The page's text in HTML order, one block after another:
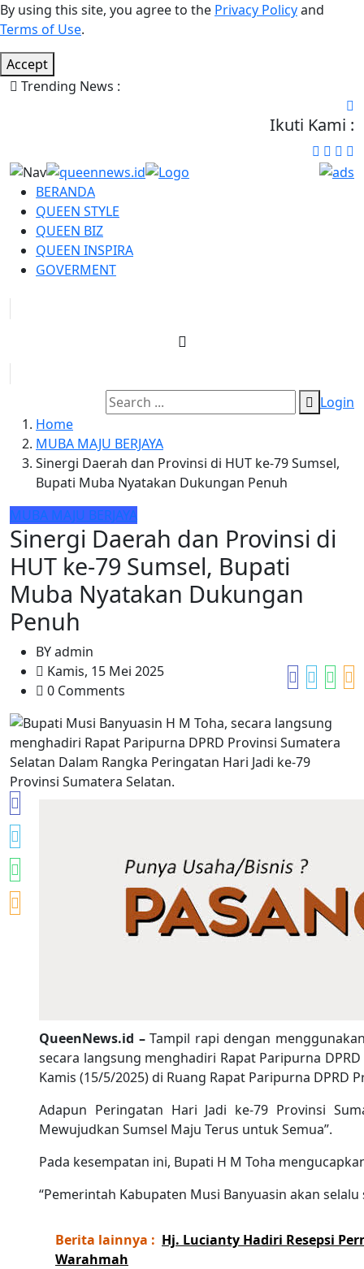
By using this site, you agree to the Privacy Policyand
Terms of Use.
Accept
Trending News :
Ikuti Kami :
BERANDA
QUEEN STYLE
QUEEN BIZ
QUEEN INSPIRA
GOVERMENT
Login
Home
MUBA MAJU BERJAYA
Sinergi Daerah dan Provinsi di HUT ke-79 Sumsel,
Bupati Muba Nyatakan Dukungan Penuh
MUBA MAJU BERJAYA
Sinergi Daerah dan Provinsi di
HUT ke-79 Sumsel, Bupati
Muba Nyatakan Dukungan
Penuh
BYadmin
Kamis, 15 Mei 2025
0 Comments
QueenNews.id –Tampil rapi dengan
secara langsung menghadiri Rapat Paripurna
Kamis (15/5/2025) di Ruang Rapat Paripurna DPRD
Adapun Peringatan Hari Jadi ke-79 Provinsi
Mewujudkan Sumsel Maju Terus untuk Semua”.
Pada kesempatan ini, Bupati H M Toha
“Pemerintah Kabupaten Musi Banyuasin akan
Berita lainnya : Hj. Lucianty Hadiri Resepsi
Warahmah